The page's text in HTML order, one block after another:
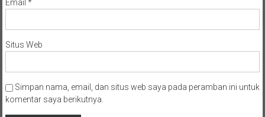
Email *
Situs Web
Simpan nama, email, dan situs web saya pada peramban ini untuk
komentar saya berikutnya.